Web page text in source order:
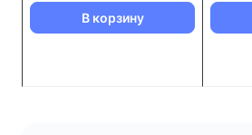
В корзину